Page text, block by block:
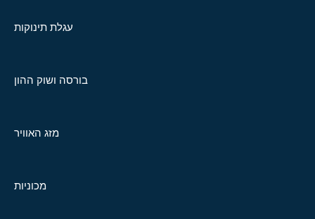
עגלת תינוקות
בורסה ושוק ההון
מזג האוויר
מכוניות